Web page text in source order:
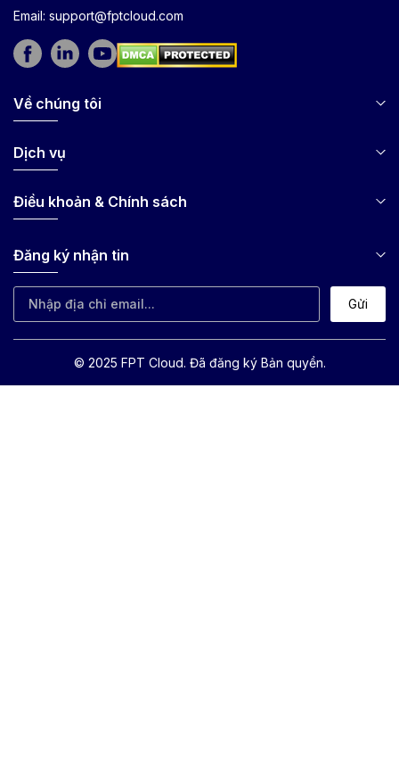
Email: support@fptcloud.com
Về chúng tôi
Dịch vụ
Điều khoản & Chính sách
Đăng ký nhận tin
Gửi
© 2025 FPT Cloud. Đã đăng ký Bản quyền.